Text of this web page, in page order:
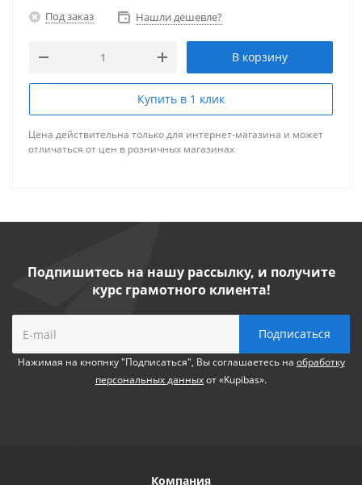
Под заказ Нашли дешевле?
В корзину
Купить в 1 клик
Цена действительна только для интернет-магазина и может
отличаться от цен в розничных магазинах
Подпишитесь на нашу рассылку, и получите
курс грамотного клиента!
Нажимая на кнопнку "Подписаться", Вы соглашаетесь на обработку
персональных данныхот «Kupibas».
Компания